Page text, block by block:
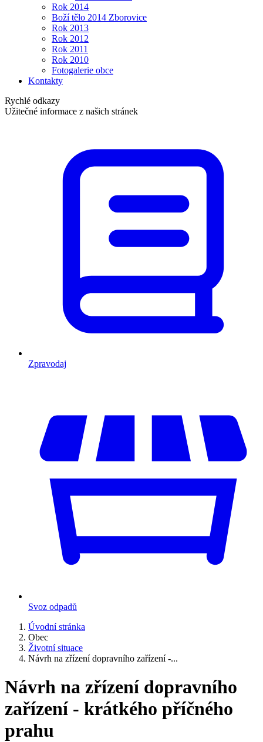
Rok 2014
Boží tělo 2014 Zborovice
Rok 2013
Rok 2012
Rok 2011
Rok 2010
Fotogalerie obce
Kontakty
Rychlé odkazy
Užitečné informace z našich stránek
Zpravodaj
Svoz odpadů
Úvodní stránka
Obec
Životní situace
Návrh na zřízení dopravního zařízení -...
Návrh na zřízení dopravního
zařízení - krátkého příčného
prahu